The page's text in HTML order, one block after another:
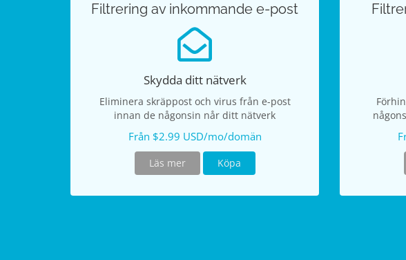
Filtrering av inkommande e-post
Skydda ditt nätverk
Eliminera skräppost och virus från e-post
innan de någonsin når ditt nätverk
Från $2.99 USD/mo/domän
Läs mer Köpa